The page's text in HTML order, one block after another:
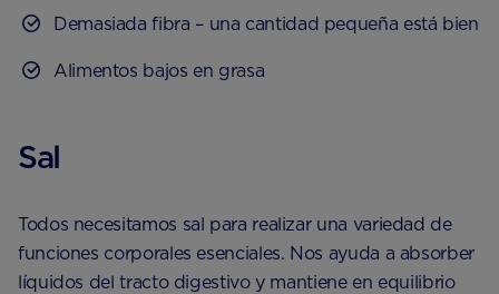
Demasiada fibra – una cantidad pequeña está bien
Alimentos bajos en grasa
Sal
Todos necesitamos sal para realizar una variedad de
funciones corporales esenciales. Nos ayuda a absorber
líquidos del tracto digestivo y mantiene en equilibrio